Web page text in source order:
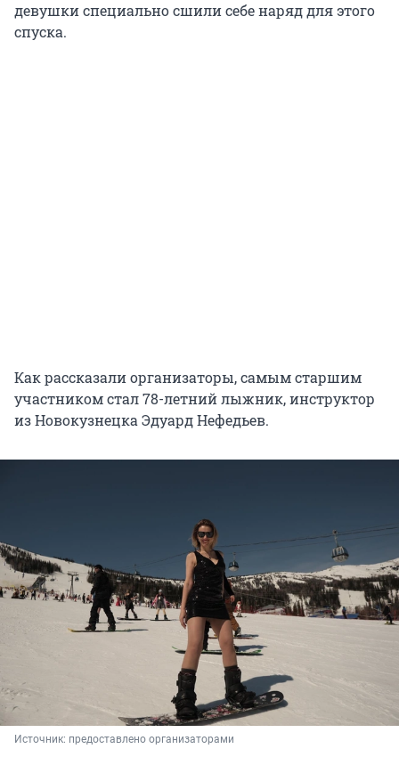
девушки специально сшили себе наряд для этого
спуска.
Как рассказали организаторы, самым старшим
участником стал 78-летний лыжник, инструктор
из Новокузнецка Эдуард Нефедьев.
Источник: предоставлено организаторами